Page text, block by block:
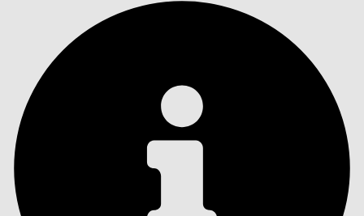
ÍNDICE DE MATERIAS